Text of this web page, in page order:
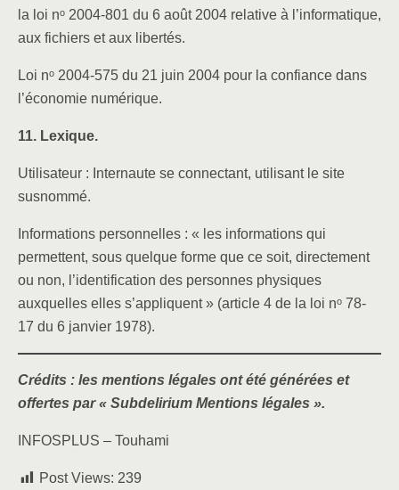
la loi nᵒ 2004-801 du 6 août 2004 relative à l’informatique,
aux fichiers et aux libertés.
Loi nᵒ 2004-575 du 21 juin 2004 pour la confiance dans
l’économie numérique.
11. Lexique.
Utilisateur : Internaute se connectant, utilisant le site
susnommé.
Informations personnelles : « les informations qui
permettent, sous quelque forme que ce soit, directement
ou non, l’identification des personnes physiques
auxquelles elles s’appliquent » (article 4 de la loi nᵒ 78-
17 du 6 janvier 1978).
Crédits : les mentions légales ont été générées et
offertes par « Subdelirium Mentions légales ».
INFOSPLUS – Touhami
Post Views: 239